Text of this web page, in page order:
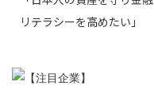
リテラシーを高めたい」